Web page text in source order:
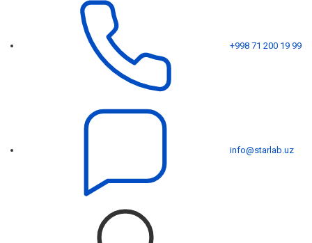
+998 71 200 19 99
info@starlab.uz